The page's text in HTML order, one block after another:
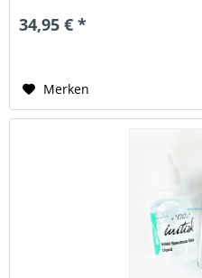
34,95 € *
Merken